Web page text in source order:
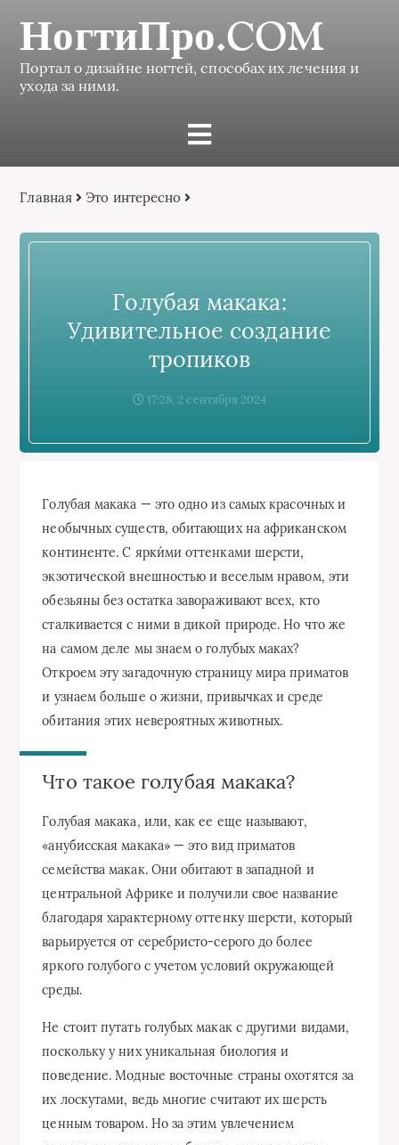
НогтиПро.COM
Портал о дизайне ногтей, способах их лечения и
ухода за ними.
Главная Это интересно
Голубая макака:
Удивительное создание
тропиков
17:28, 2 сентября 2024
Голубая макака — это одно из самых красочных и
необычных существ, обитающих на африканском
континенте. С ярки́ми оттенками шерсти,
экзотической внешностью и веселым нравом, эти
обезьяны без остатка завораживают всех, кто
сталкивается с ними в дикой природе. Но что же
на самом деле мы знаем о голубых маках?
Откроем эту загадочную страницу мира приматов
и узнаем больше о жизни, привычках и среде
обитания этих невероятных животных.
Что такое голубая макака?
Голубая макака, или, как ее еще называют,
«анубисская макака» — это вид приматов
семейства макак. Они обитают в западной и
центральной Африке и получили свое название
благодаря характерному оттенку шерсти, который
варьируется от серебристо-серого до более
яркого голубого с учетом условий окружающей
среды.
Не стоит путать голубых макак с другими видами,
поскольку у них уникальная биология и
поведение. Модные восточные страны охотятся за
их лоскутами, ведь многие считают их шерсть
ценным товаром. Но за этим увлечением